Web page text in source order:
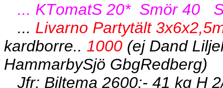
... KTomatS 20* Smör 40
... Livarno Partytält
kardborre.. 1000 (ej Dand
HammarbySjö GbgRedberg)
Jfr: Biltema 2600:- 41 kg H